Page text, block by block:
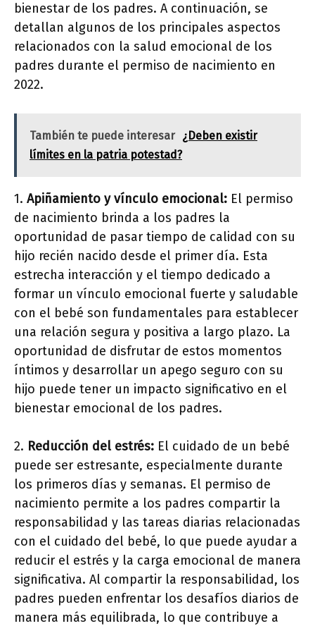
bienestar de los padres. A continuación, se
detallan algunos de los principales aspectos
relacionados con la salud emocional de los
padres durante el permiso de nacimiento en
2022.
También te puede interesar ¿Deben existir
límites en la patria potestad?
1. Apiñamiento y vínculo emocional: El permiso
de nacimiento brinda a los padres la
oportunidad de pasar tiempo de calidad con su
hijo recién nacido desde el primer día. Esta
estrecha interacción y el tiempo dedicado a
formar un vínculo emocional fuerte y saludable
con el bebé son fundamentales para establecer
una relación segura y positiva a largo plazo. La
oportunidad de disfrutar de estos momentos
íntimos y desarrollar un apego seguro con su
hijo puede tener un impacto significativo en el
bienestar emocional de los padres.
2. Reducción del estrés: El cuidado de un bebé
puede ser estresante, especialmente durante
los primeros días y semanas. El permiso de
nacimiento permite a los padres compartir la
responsabilidad y las tareas diarias relacionadas
con el cuidado del bebé, lo que puede ayudar a
reducir el estrés y la carga emocional de manera
significativa. Al compartir la responsabilidad, los
padres pueden enfrentar los desafíos diarios de
manera más equilibrada, lo que contribuye a